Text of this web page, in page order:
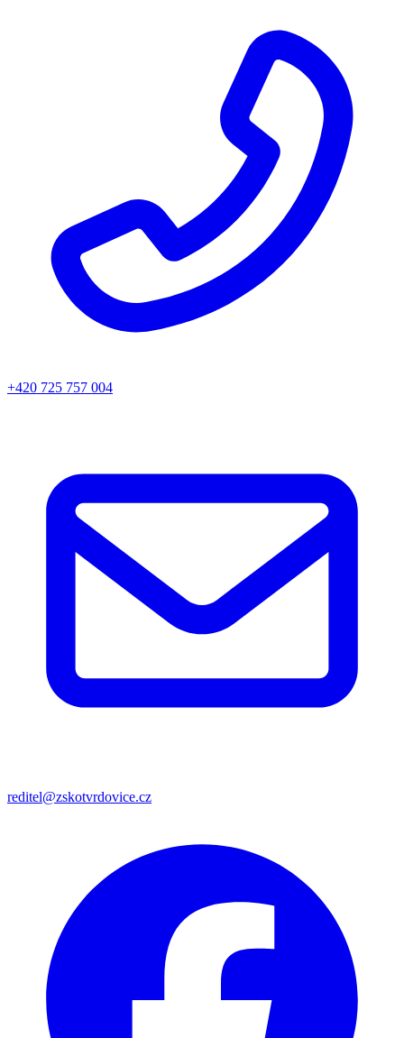
+420 725 757 004
reditel@zskotvrdovice.cz